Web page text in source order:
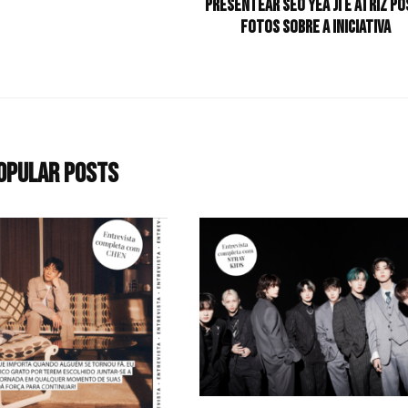
presentear Seo Yea Ji e atriz
fotos sobre a iniciativa
Posts